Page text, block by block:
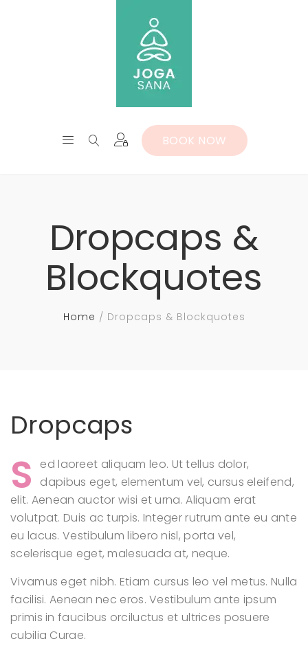
BOOK NOW
Dropcaps &
Blockquotes
Home Dropcaps & Blockquotes
Dropcaps
S
ed laoreet aliquam leo. Ut tellus dolor,
dapibus eget, elementum vel, cursus eleifend,
elit. Aenean auctor wisi et urna. Aliquam erat
volutpat. Duis ac turpis. Integer rutrum ante eu ante
eu lacus. Vestibulum libero nisl, porta vel,
scelerisque eget, malesuada at, neque.
Vivamus eget nibh. Etiam cursus leo vel metus. Nulla
facilisi. Aenean nec eros. Vestibulum ante ipsum
primis in faucibus orciluctus et ultrices posuere
cubilia Curae.